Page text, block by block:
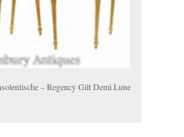
– Regency Gilt Demi Lune